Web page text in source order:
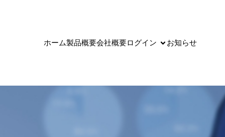
ホーム製品概要会社概要ログイン お知らせ